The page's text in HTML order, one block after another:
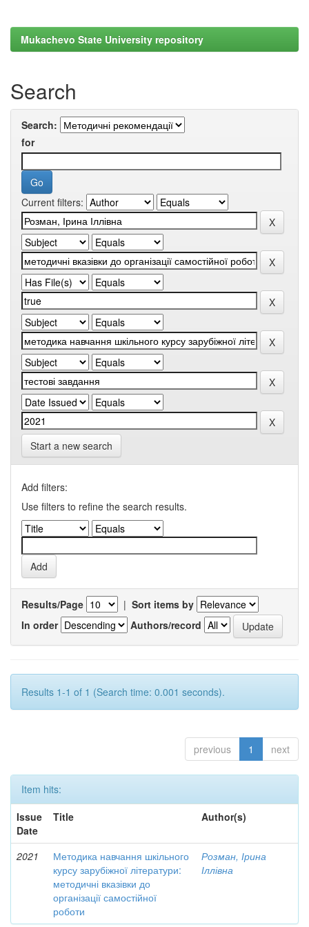
Mukachevo State University repository
Search
Search:
for
Current filters:
Start a new search
Add filters:
Use filters to refine the search results.
Results/Page | Sort items by
In order
Authors/record
Results 1-1 of 1 (Search time: 0.001 seconds).
previous 1 next
Item hits:
Issue
Date
Title Author(s)
2021
Методика навчання шкільного
курсу зарубіжної літератури:
методичні вказівки до
організації самостійної
роботи
Розман, Ірина
Іллівна